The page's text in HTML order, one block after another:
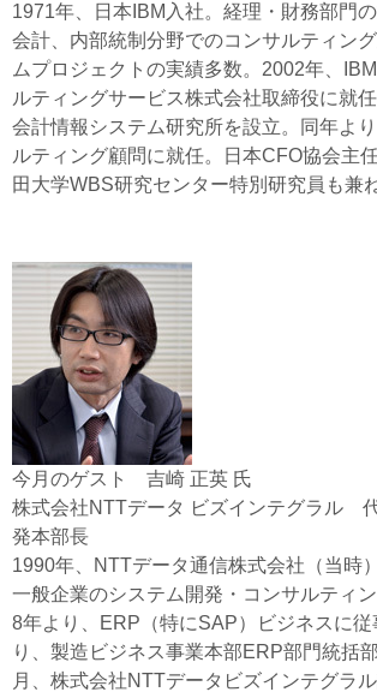
1971年、日本IBM入社。経理・財務部門
会計、内部統制分野でのコンサルティン
ムプロジェクトの実績多数。2002年、
ルティングサービス株式会社取締役に就
会計情報システム研究所を設立。同年よ
ルティング顧問に就任。日本CFO協会主
田大学WBS研究センター特別研究員も兼
今月のゲスト 吉崎 正英 氏
株式会社NTTデータ ビズインテグラル
発本部長
1990年、NTTデータ通信株式会社（当時
一般企業のシステム開発・コンサルティ
8年より、ERP（特にSAP）ビジネスに従
り、製造ビジネス事業本部ERP部門統括
月、株式会社NTTデータビズインテグラ